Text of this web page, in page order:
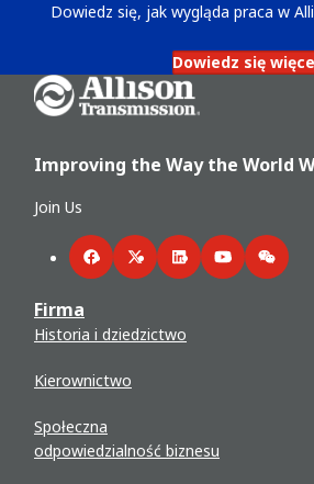
Dowiedz się, jak wygląda praca w
Dowiedz się
Go Home
Improving the Way the World
Join Us
FacebookTwitterLinkedInYouTubeWeChat
Firma
Historia i dziedzictwo
Kierownictwo
Społeczna
odpowiedzialność biznesu